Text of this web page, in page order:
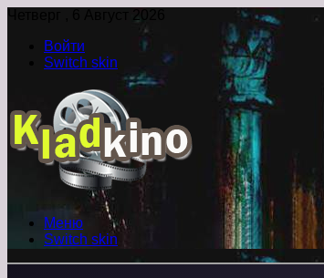
Четверг , 6 Август 2026
Войти
Switch skin
Меню
Switch skin